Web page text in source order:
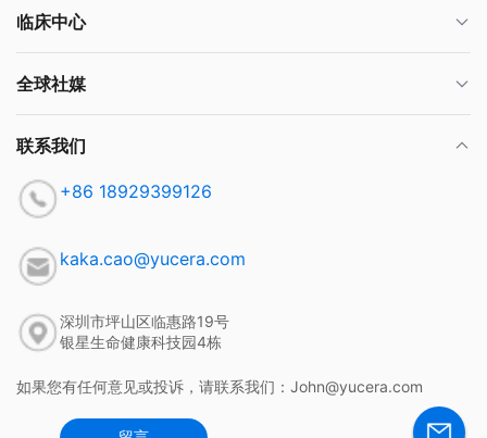
临床中心
全球社媒
联系我们
+86 18929399126
kaka.cao@yucera.com
深圳市坪山区临惠路19号
银星生命健康科技园4栋
如果您有任何意见或投诉，请联系我们：John@yucera.com